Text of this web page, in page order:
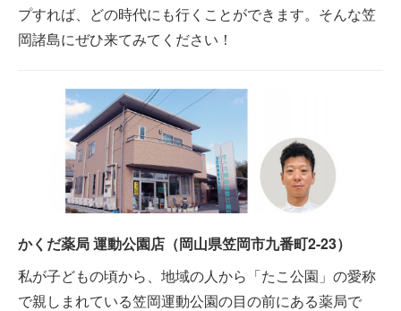
プすれば、どの時代にも行くことができます。そんな笠
岡諸島にぜひ来てみてください！
かくだ薬局 運動公園店（岡山県笠岡市九番町2-23）
私が子どもの頃から、地域の人から「たこ公園」の愛称
で親しまれている笠岡運動公園の目の前にある薬局で